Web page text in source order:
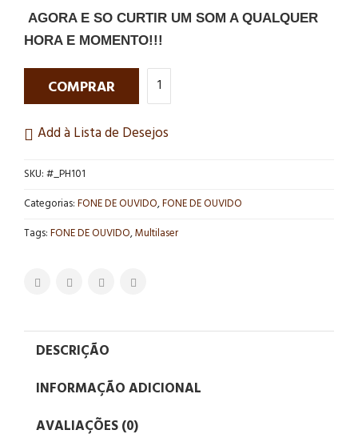
AGORA E SO CURTIR UM SOM A QUALQUER
HORA E MOMENTO!!!
COMPRAR
Add à Lista de Desejos
SKU:#_PH101
Categorias:FONE DE OUVIDO,FONE DE OUVIDO
Tags:FONE DE OUVIDO,Multilaser
DESCRIÇÃO
INFORMAÇÃO ADICIONAL
AVALIAÇÕES (0)